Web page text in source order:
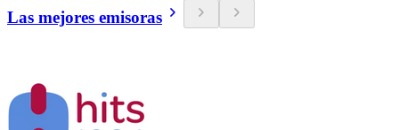
Las mejores emisoras